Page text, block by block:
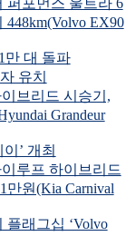
퍼포먼스 울트라 6
EX90
만 대 돌파
유치
브리드 시승기,
Grandeur
’ 개최
루프 하이브리드
만원(Kia Carnival
래그십 ‘Volvo